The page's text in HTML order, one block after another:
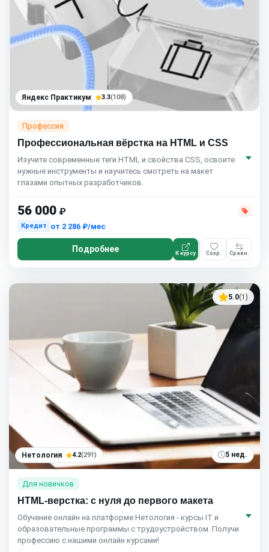
Яндекс Практикум 3.3(108)
Профессия
Профессиональная вёрстка на HTML и CSS
Изучите современные теги HTML и свойства CSS, освоите
нужные инструменты и научитесь смотреть на макет
глазами опытных разработчиков.
56 000 ₽
Кредит от 2 286 ₽/мес
Подробнее К курсу Сохр. Сравн.
5.0(1)
Нетология 4.2(291) 5 нед.
Для новичков
HTML-верстка: с нуля до первого макета
Обучение онлайн на платформе Нетология - курсы IT и
образовательные программы с трудоустройством. Получи
профессию с нашими онлайн курсами!